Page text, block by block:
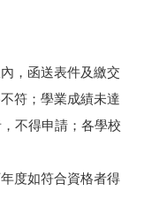
，函送表件及繳交
符；學業成績未達
不得申請；各學校
度如符合資格者得